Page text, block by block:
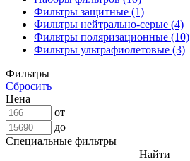
Фильтры защитные (1)
Фильтры нейтрально-серые (4)
Фильтры поляризационные (10)
Фильтры ультрафиолетовые (3)
Фильтры
Сбросить
Цена
от
до
Специальные фильтры
Найти